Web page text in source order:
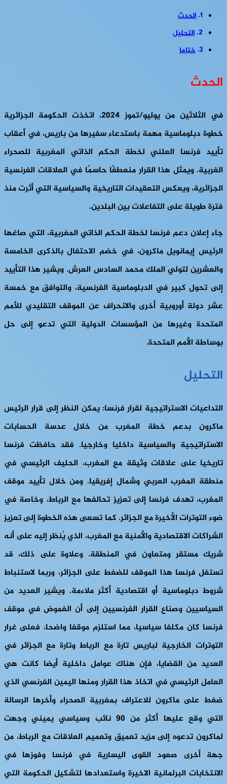
الحدث
التحليل
ختاما
الحدث
في الثلاثين من يوليو/تموز 2024، اتخذت الحكومة الجزائرية
خطوة دبلوماسية مهمة باستدعاء سفيرها من باريس، في أعقاب
تأييد فرنسا العلني لخطة الحكم الذاتي المغربية للصحراء
الغربية. ويمثل هذا القرار منعطفًا حاسمًا في العلاقات الفرنسية
الجزائرية، ويعكس التعقيدات التاريخية والسياسية التي أثرت منذ
فترة طويلة على التفاعلات بين البلدين.
جاء إعلان دعم فرنسا لخطة الحكم الذاتي المغربية، التي صاغها
الرئيس إيمانويل ماكرون، في خضم الاحتفال بالذكرى الخامسة
والعشرين لتولي الملك محمد السادس العرش. ويشير هذا التأييد
إلى تحول كبير في الدبلوماسية الفرنسية، والتوافق مع خمسة
عشر دولة أوروبية أخرى والانحراف عن الموقف التقليدي للأمم
المتحدة وغيرها من المؤسسات الدولية التي تدعو إلى حل
بوساطة الأمم المتحدة.
التحليل
التداعيات الاستراتيجية لقرار فرنسا: يمكن النظر إلى قرار الرئيس
ماكرون بدعم خطة المغرب من خلال عدسة الحسابات
الاستراتيجية والسياسية داخليا وخارجيا. فقد حافظت فرنسا
تاريخيا على علاقات وثيقة مع المغرب، الحليف الرئيسي في
منطقة المغرب العربي وشمال إفريقيا. ومن خلال تأييد موقف
المغرب، تهدف فرنسا إلى تعزيز تحالفها مع الرباط، وخاصة في
ضوء التوترات الأخيرة مع الجزائر. كما تسعى هذه الخطوة إلى تعزيز
الشراكات الاقتصادية والأمنية مع المغرب، الذي يُنظر إليه على أنه
شريك مستقر ومتعاون في المنطقة. وعلاوة على ذلك، قد
تستغل فرنسا هذا الموقف للضغط على الجزائر، وربما لاستنباط
شروط دبلوماسية أو اقتصادية أكثر ملاءمة. ويشير العديد من
السياسيين وصناع القرار الفرنسيين إلى أن الغموض في موقف
فرنسا كان مكلفا سياسيا، مما استلزم موقفا واضحا، فعلى غرار
التوترات الخارجية لباريس تارة مع الرباط وتارة مع الجزائر في
العديد من القضايا، فإن هناك عوامل داخلية أيضا كانت هي
العامل الرئيسي في اتخاذ هذا القرار ومنها اليمين الفرنسي الذي
ضغط على ماكرون للاعتراف بمغربية الصحراء وأخرها الرسالة
التي وقع عليها أكثر من 90 نائب وسياسي يميني وجهت
لماكرون تدعوه إلى مزيد تعميق وتعميم العلاقات مع الرباط، من
جهة أخرى صعود القوى اليسارية في فرنسا وفوزها في
الانتخابات البرلمانية الاخيرة واستعدادها لتشكيل الحكومة التي